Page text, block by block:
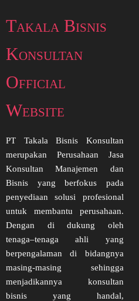
Takala Bisnis
Konsultan
Official
Website
PT Takala Bisnis Konsultan
merupakan Perusahaan Jasa
Konsultan Manajemen dan
Bisnis yang berfokus pada
penyediaan solusi profesional
untuk membantu perusahaan.
Dengan di dukung oleh
tenaga–tenaga ahli yang
berpengalaman di bidangnya
masing-masing sehingga
menjadikannya konsultan
bisnis yang handal,